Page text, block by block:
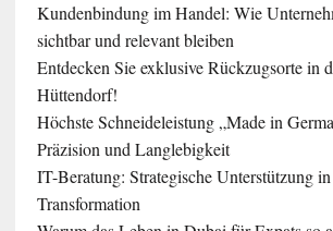
Kundenbindung im Handel: Wie
sichtbar und relevant bleiben
Entdecken Sie exklusive Rückzugsorte in
Hüttendorf!
Höchste Schneideleistung „Made in
Präzision und Langlebigkeit
IT-Beratung: Strategische Unterstützung
Transformation